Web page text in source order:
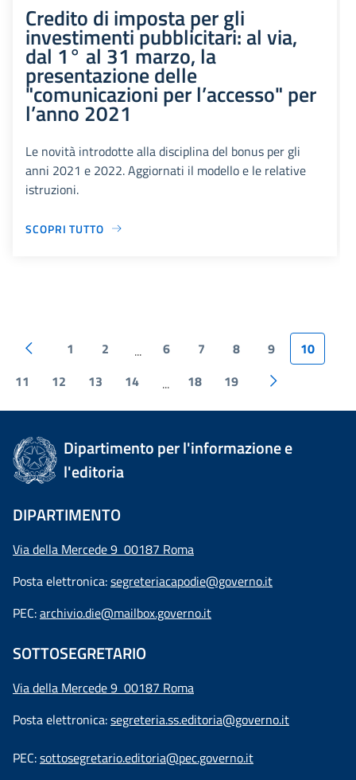
Credito di imposta per gli
investimenti pubblicitari: al via,
dal 1° al 31 marzo, la
presentazione delle
"comunicazioni per l’accesso" per
l’anno 2021
Le novità introdotte alla disciplina del bonus per gli
anni 2021 e 2022. Aggiornati il modello e le relative
istruzioni.
SCOPRI TUTTO
1 2 ... 6 7 8 9
10
11
12 13 14 ... 18 19
Dipartimento per l'informazione e
l'editoria
DIPARTIMENTO
Via della Mercede 9 00187 Roma
Posta elettronica:segreteriacapodie@governo.it
PEC:archivio.die@mailbox.governo.it
SOTTOSEGRETARIO
Via della Mercede 9 00187 Roma
Posta elettronica:segreteria.ss.editoria@governo.it
PEC:sottosegretario.editoria@pec.governo.it